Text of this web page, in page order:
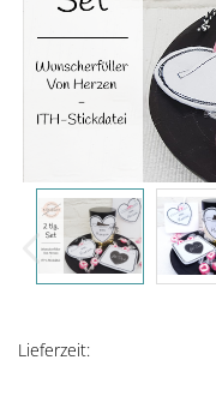
Lieferzeit: